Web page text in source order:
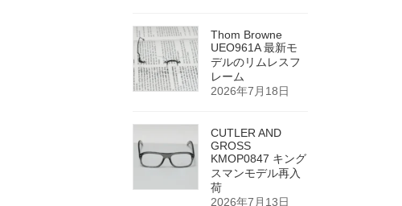
Thom Browne
UEO961A 最新モ
デルのリムレスフ
レーム
2026年7月18日
CUTLER AND
GROSS
KMOP0847 キング
スマンモデル再入
荷
2026年7月13日